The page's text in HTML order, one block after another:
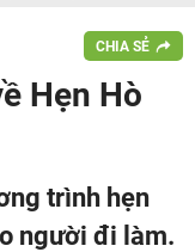
CHIA SẺ
Hẹn Hò
trình hẹn
người đi làm.